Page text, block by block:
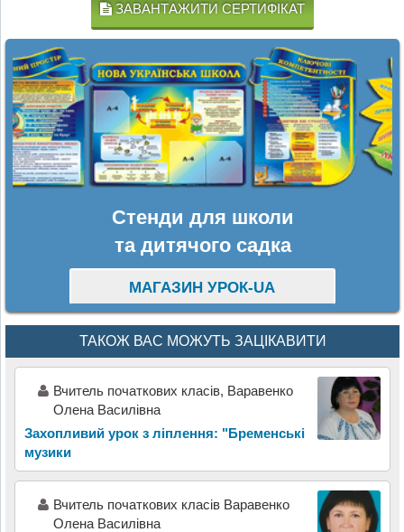
ЗАВАНТАЖИТИ СЕРТИФІКАТ
Стенди для школи
та дитячого садка
МАГАЗИН УРОК-UA
ТАКОЖ ВАС МОЖУТЬ ЗАЦІКАВИТИ
Вчитель початкових класів, Варавенко
Олена Василівна
Захопливий урок з ліплення: "Бременські
музики
Вчитель початкових класів Варавенко
Олена Василівна